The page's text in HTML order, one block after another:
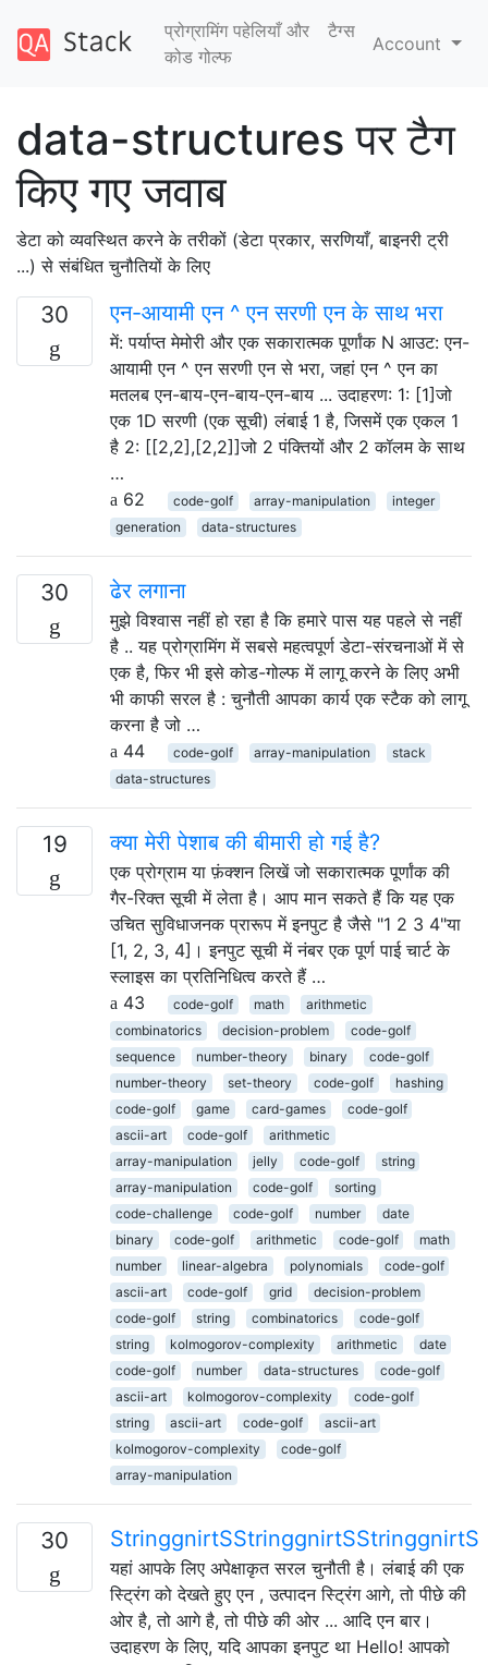
प्रोग्रामिंग पहेलियाँ और
कोड गोल्फ
टैग्‍स
Account
data-structures पर टैग
किए गए जवाब
डेटा को व्यवस्थित करने के तरीकों (डेटा प्रकार, सरणियाँ, बाइनरी ट्री
...) से संबंधित चुनौतियों के लिए
30 एन-आयामी एन ^ एन सरणी एन के साथ भरा
में: पर्याप्त मेमोरी और एक सकारात्मक पूर्णांक N आउट: एन-
आयामी एन ^ एन सरणी एन से भरा, जहां एन ^ एन का
मतलब एन-बाय-एन-बाय-एन-बाय ... उदाहरण: 1: [1]जो
एक 1D सरणी (एक सूची) लंबाई 1 है, जिसमें एक एकल 1
है 2: [[2,2],[2,2]]जो 2 पंक्तियों और 2 कॉलम के साथ
…
62
code-golf array-manipulation
integer
generation
data-structures
30 ढेर लगाना
मुझे विश्वास नहीं हो रहा है कि हमारे पास यह पहले से नहीं
है .. यह प्रोग्रामिंग में सबसे महत्वपूर्ण डेटा-संरचनाओं में से
एक है, फिर भी इसे कोड-गोल्फ में लागू करने के लिए अभी
भी काफी सरल है : चुनौती आपका कार्य एक स्टैक को लागू
करना है जो …
44
code-golf array-manipulation
stack
data-structures
19 क्या मेरी पेशाब की बीमारी हो गई है?
एक प्रोग्राम या फ़ंक्शन लिखें जो सकारात्मक पूर्णांक की
गैर-रिक्त सूची में लेता है। आप मान सकते हैं कि यह एक
उचित सुविधाजनक प्रारूप में इनपुट है जैसे "1 2 3 4"या
[1, 2, 3, 4]। इनपुट सूची में नंबर एक पूर्ण पाई चार्ट के
स्लाइस का प्रतिनिधित्व करते हैं …
43
code-golf math
arithmetic
combinatorics
decision-problem
code-golf
sequence
number-theory binary
code-golf
number-theory
set-theory code-golf
hashing
code-golf
game card-games
code-golf
ascii-art
code-golf
arithmetic
array-manipulation
jelly code-golf
string
array-manipulation
code-golf
sorting
code-challenge
code-golf number
date
binary
code-golf arithmetic code-golf
math
number
linear-algebra polynomials
code-golf
ascii-art
code-golf grid
decision-problem
code-golf
string combinatorics
code-golf
string
kolmogorov-complexity arithmetic
date
code-golf
number data-structures
code-golf
ascii-art
kolmogorov-complexity
code-golf
string
ascii-art code-golf
ascii-art
kolmogorov-complexity
code-golf
array-manipulation
30 StringgnirtSStringgnirtSStringgnirtS
यहां आपके लिए अपेक्षाकृत सरल चुनौती है। लंबाई की एक
स्ट्रिंग को देखते हुए एन , उत्पादन स्ट्रिंग आगे, तो पीछे की
ओर है, तो आगे है, तो पीछे की ओर ... आदि एन बार।
उदाहरण के लिए, यदि आपका इनपुट था Hello! आपको